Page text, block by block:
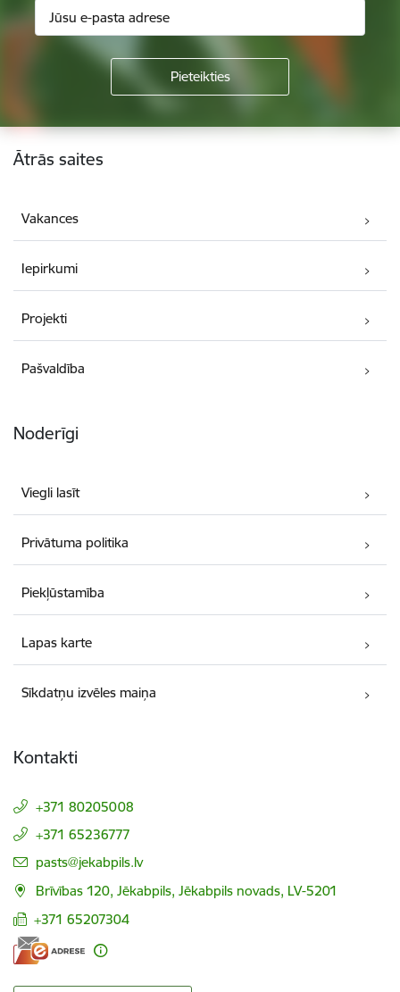
Kājene
Ātrās saites
Vakances
Iepirkumi
Projekti
Pašvaldība
Noderīgi
Viegli lasīt
Privātuma politika
Piekļūstamība
Lapas karte
Sīkdatņu izvēles maiņa
Kontakti
+371 80205008
+371 65236777
E-pasts:
pasts@jekabpils.lv
Brīvības 120, Jēkabpils, Jēkabpils novads, LV-5201
+371 65207304